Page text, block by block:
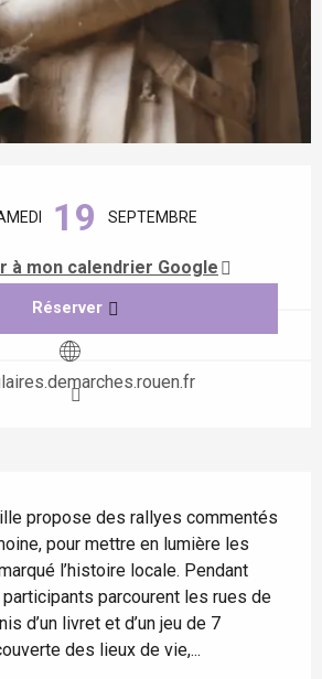
19 SEPTEMBRE
à mon calendrier Google
Réserver
propose des rallyes commentés
pour mettre en lumière les
l’histoire locale. Pendant
parcourent les rues de
d’un livret et d’un jeu de 7
des lieux de vie,...